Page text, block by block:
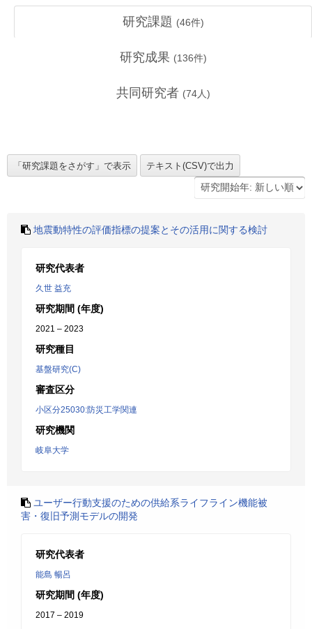
研究課題 (46件)
研究成果 (136件)
共同研究者 (74人)
地震動特性の評価指標の提案とその活用に関する検討
研究代表者
久世 益充
研究期間 (年度)
2021 – 2023
研究種目
基盤研究(C)
審査区分
小区分25030:防災工学関連
研究機関
岐阜大学
ユーザー行動支援のための供給系ライフライン機能被
害・復旧予測モデルの開発
研究代表者
能島 暢呂
研究期間 (年度)
2017 – 2019